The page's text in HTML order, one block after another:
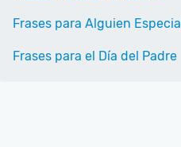
Frases para Alguien Especial
Frases para el Día del Padre